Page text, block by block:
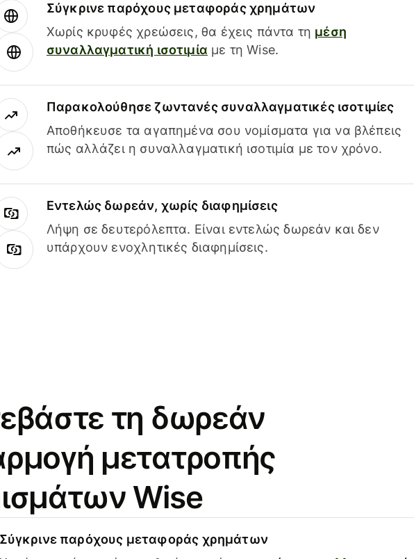
Σύγκρινε παρόχους μεταφοράς χρημάτων
Χωρίς κρυφές χρεώσεις, θα έχεις πάντα τη μέση
συναλλαγματική ισοτιμία με τη Wise.
Παρακολούθησε ζωντανές συναλλαγματικές ισοτιμίες
Αποθήκευσε τα αγαπημένα σου νομίσματα για να βλέπεις
πώς αλλάζει η συναλλαγματική ισοτιμία με τον χρόνο.
Εντελώς δωρεάν, χωρίς διαφημίσεις
Λήψη σε δευτερόλεπτα. Είναι εντελώς δωρεάν και δεν
υπάρχουν ενοχλητικές διαφημίσεις.
τη δωρεάν
μετατροπής
Wise
Σύγκρινε παρόχους μεταφοράς χρημάτων